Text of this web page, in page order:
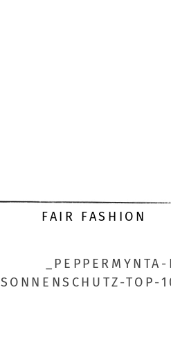
FAIR FASHION
SONNENSCHUTZ-TOP-